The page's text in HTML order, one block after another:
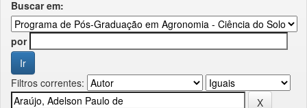
Buscar em:
por
Filtros correntes: